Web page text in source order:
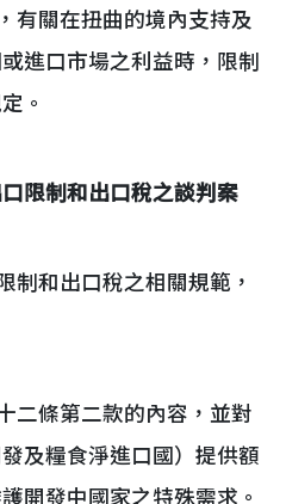
關在扭曲的境內支持及
進口市場之利益時，限制
。
限制和出口稅之談判案
和出口稅之相關規範，
條第二款的內容，並對
及糧食淨進口國）提供額
開發中國家之特殊需求。